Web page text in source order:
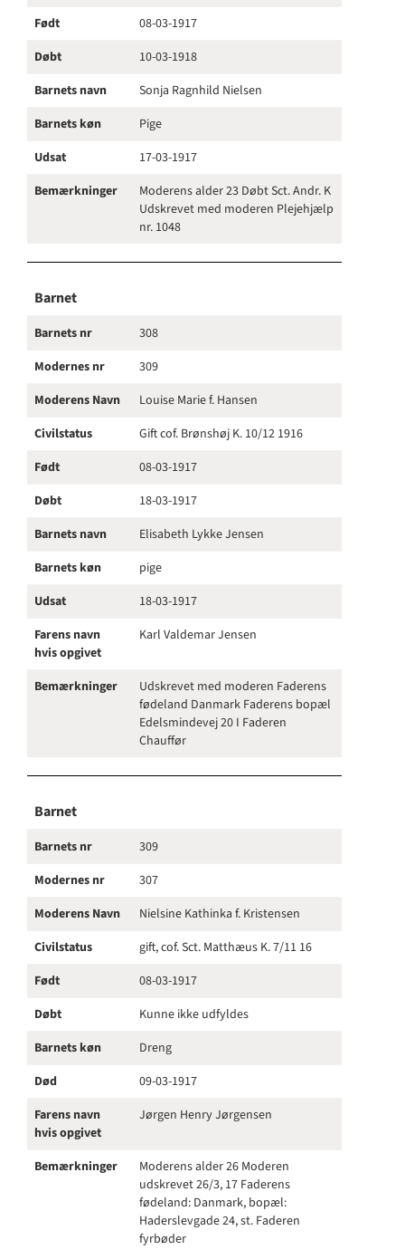
Født
08-03-1917
Døbt
10-03-1918
Barnets navn
Sonja Ragnhild Nielsen
Barnets køn
Pige
Udsat
17-03-1917
Bemærkninger
Moderens alder 23 Døbt Sct. Andr. K
Udskrevet med moderen Plejehjælp
nr. 1048
Barnet
Barnets nr
308
Modernes nr
309
Moderens Navn
Louise Marie f. Hansen
Civilstatus
Gift cof. Brønshøj K. 10/12 1916
Født
08-03-1917
Døbt
18-03-1917
Barnets navn
Elisabeth Lykke Jensen
Barnets køn
pige
Udsat
18-03-1917
Farens navn
hvis opgivet
Karl Valdemar Jensen
Bemærkninger
Udskrevet med moderen Faderens
fødeland Danmark Faderens bopæl
Edelsmindevej 20 I Faderen
Chauffør
Barnet
Barnets nr
309
Modernes nr
307
Moderens Navn
Nielsine Kathinka f. Kristensen
Civilstatus
gift, cof. Sct. Matthæus K. 7/11 16
Født
08-03-1917
Døbt
Kunne ikke udfyldes
Barnets køn
Dreng
Død
09-03-1917
Farens navn
hvis opgivet
Jørgen Henry Jørgensen
Bemærkninger
Moderens alder 26 Moderen
udskrevet 26/3, 17 Faderens
fødeland: Danmark, bopæl:
Haderslevgade 24, st. Faderen
fyrbøder